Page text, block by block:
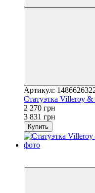
Артикул:
Статуэтка Villeroy
2 270 грн
3 831 грн
Купить